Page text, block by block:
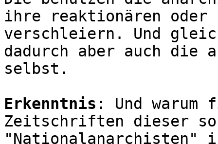
ihre reaktionären oder
verschleiern. Und
dadurch aber auch die
selbst.
Erkenntnis : Und warum
Zeitschriften dieser so
"Nationalanarchisten"